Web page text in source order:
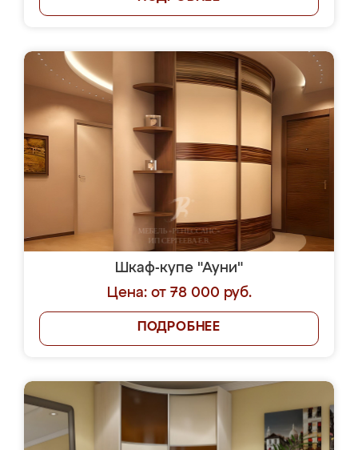
Шкаф-купе "Ауни"
Цена: от 78 000 руб.
ПОДРОБНЕЕ